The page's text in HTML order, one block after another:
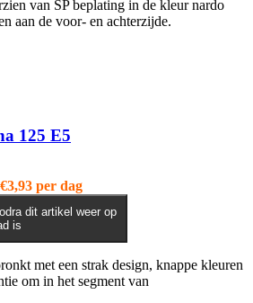
van SP beplating in de kleur nardo
aan de voor- en achterzijde.
125 E5
€3,93 per dag
dit artikel weer op
is
met een strak design, knappe kleuren
om in het segment van